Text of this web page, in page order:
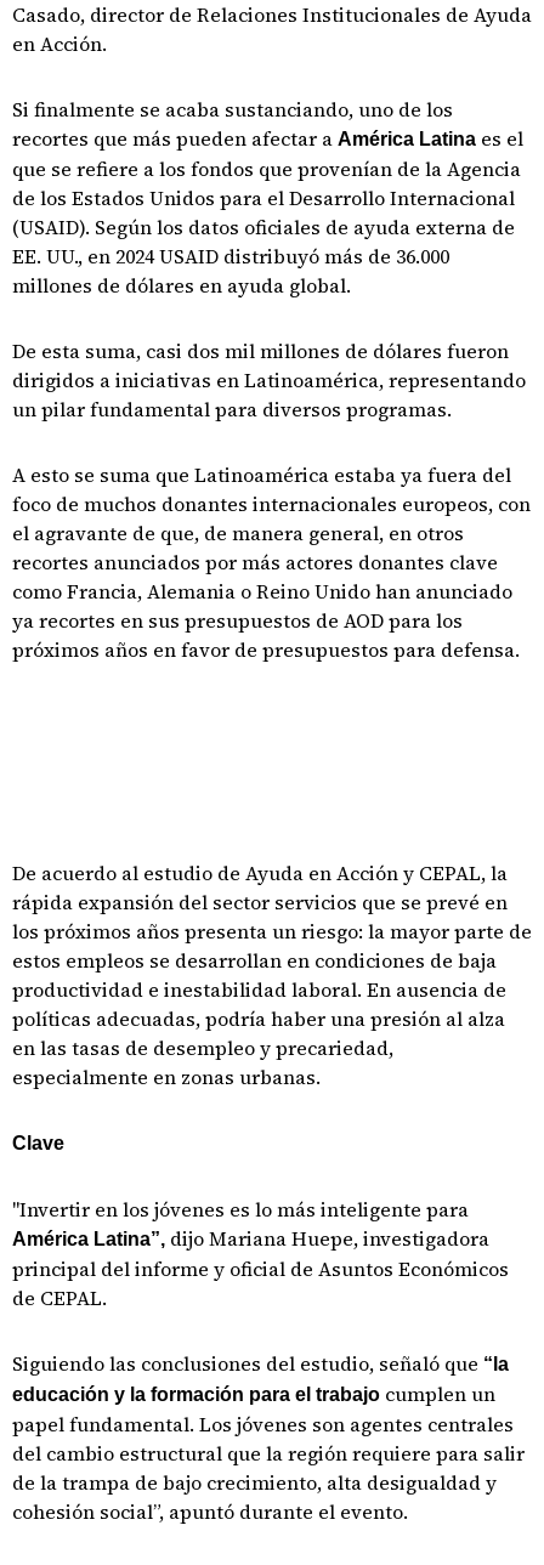
Casado, director de Relaciones Institucionales de Ayuda
en Acción.
Si finalmente se acaba sustanciando, uno de los
recortes que más pueden afectar a América Latina es el
que se refiere a los fondos que provenían de la Agencia
de los Estados Unidos para el Desarrollo Internacional
(USAID). Según los datos oficiales de ayuda externa de
EE. UU., en 2024 USAID distribuyó más de 36.000
millones de dólares en ayuda global.
De esta suma, casi dos mil millones de dólares fueron
dirigidos a iniciativas en Latinoamérica, representando
un pilar fundamental para diversos programas.
A esto se suma que Latinoamérica estaba ya fuera del
foco de muchos donantes internacionales europeos, con
el agravante de que, de manera general, en otros
recortes anunciados por más actores donantes clave
como Francia, Alemania o Reino Unido han anunciado
ya recortes en sus presupuestos de AOD para los
próximos años en favor de presupuestos para defensa.
De acuerdo al estudio de Ayuda en Acción y CEPAL, la
rápida expansión del sector servicios que se prevé en
los próximos años presenta un riesgo: la mayor parte de
estos empleos se desarrollan en condiciones de baja
productividad e inestabilidad laboral. En ausencia de
políticas adecuadas, podría haber una presión al alza
en las tasas de desempleo y precariedad,
especialmente en zonas urbanas.
Clave
"Invertir en los jóvenes es lo más inteligente para
América Latina”, dijo Mariana Huepe, investigadora
principal del informe y oficial de Asuntos Económicos
de CEPAL.
Siguiendo las conclusiones del estudio, señaló que “la
educación y la formación para el trabajo cumplen un
papel fundamental. Los jóvenes son agentes centrales
del cambio estructural que la región requiere para salir
de la trampa de bajo crecimiento, alta desigualdad y
cohesión social”, apuntó durante el evento.